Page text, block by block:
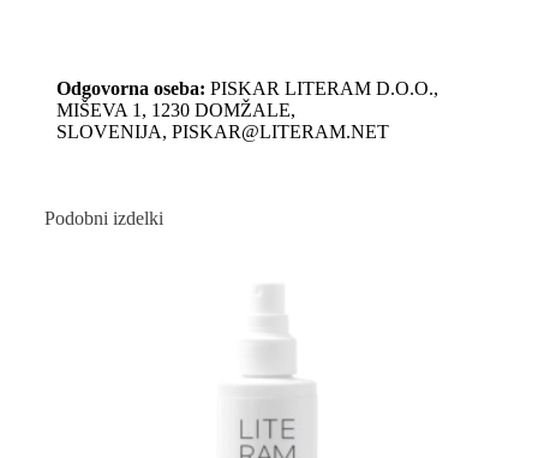
Odgovorna oseba: PISKAR LITERAM D.O.O.,
MIŠEVA 1, 1230 DOMŽALE,
SLOVENIJA, PISKAR@LITERAM.NET
Podobni izdelki